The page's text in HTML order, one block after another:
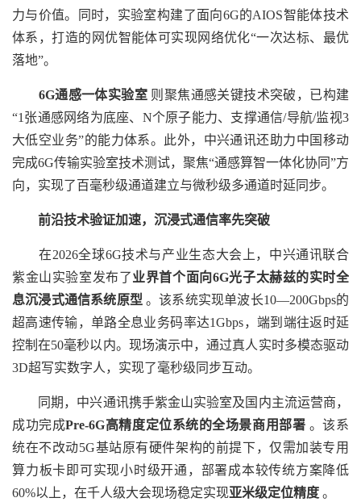
力与价值。同时，实验室构建了面向6G的AIOS智能体技术
体系，打造的网优智能体可实现网络优化“一次达标、最优
落地”。
6G通感一体实验室 则聚焦通感关键技术突破，已构建
“1张通感网络为底座、N个原子能力、支撑通信/导航/监视3
大低空业务”的能力体系。此外，中兴通讯还助力中国移动
完成6G传输实验室技术测试，聚焦“通感算智一体化协同”方
向，实现了百毫秒级通道建立与微秒级多通道时延同步。
前沿技术验证加速，沉浸式通信率先突破
在2026全球6G技术与产业生态大会上，中兴通讯联合
紫金山实验室发布了业界首个面向6G光子太赫兹的实时全
息沉浸式通信系统原型 。该系统实现单波长10—200Gbps的
超高速传输，单路全息业务码率达1Gbps，端到端往返时延
控制在50毫秒以内。现场演示中，通过真人实时多模态驱动
3D超写实数字人，实现了毫秒级同步互动。
同期，中兴通讯携手紫金山实验室及国内主流运营商，
成功完成Pre-6G高精度定位系统的全场景商用部署 。该系
统在不改动5G基站原有硬件架构的前提下，仅需加装专用
算力板卡即可实现小时级开通，部署成本较传统方案降低
60%以上，在千人级大会现场稳定实现亚米级定位精度 。